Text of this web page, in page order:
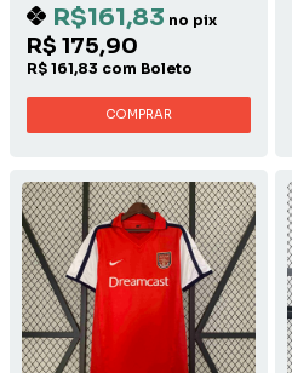
R$161,83 no pix
R$ 175,90
R$ 161,83 com Boleto
COMPRAR